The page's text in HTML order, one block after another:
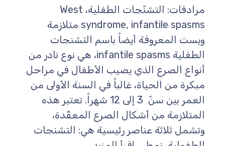
مرادفات: التشنّجات الطفلية، West
syndrome, infantile spasms متلازمة
ويست المعروفة أيضاً باسم التشنجات
الطفلية infantile spasms، هي نوع نادر من
أنواع الصرع الذي يصيب الأطفال في مراحل
مبكرة من الحياة، غالباً في السنة الأولى من
العمر بين سنّ 3 إلى 12 شهراً. تعتبر هذه
المتلازمة من أشكال الصرع المعقّدة،
وتشمل ثلاثة عناصر رئيسية هي: التشنجات